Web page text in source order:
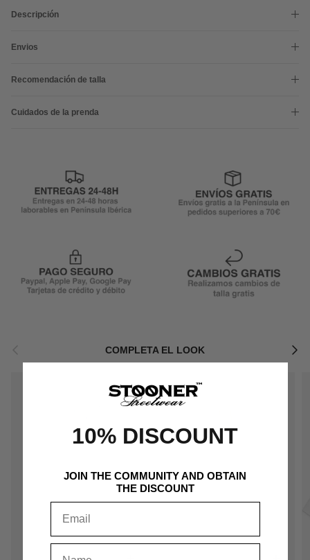
Descripción
Envios
Recomendación de talla
Cuidados de la prenda
COMPLETA EL LOOK
10% DISCOUNT
JOIN THE COMMUNITY AND OBTAIN
THE DISCOUNT